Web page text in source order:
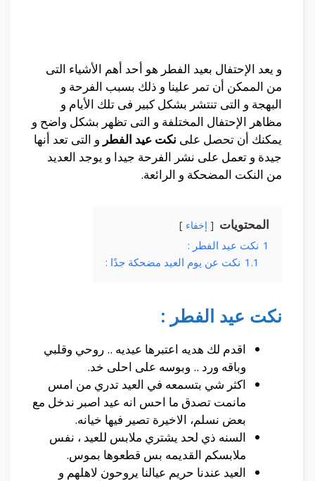
و يعد الإحتفال بعيد الفطر هو أحد أهم الأشياء التى
من الممكن أن تمر علينا و ذلك بسبب الفرحة و
البهجة و التى تنتشر بشكل كبير فى تلك الأيام و
مظاهر الإحتفال المختلفة و التى تظهر بشكل واضح و
يمكنك أن تحصل على نكت عيد الفطر و التى تعد أنها
جيدة و تعمل على نشر الفرحة جيدا و يوجد العديد
من النكت المضحكة و الرائعة.
المحتويات إخفاء
1 نكت عيد الفطر :
1.1 نكت عن يوم العيد مضحكة جدًا :
نكت عيد الفطر :
اقدم لك هديه اعتبرها عيديه .. روحي وقلبي
وباقه ورد .. وبوسه على احلى خد.
اكثر شي بتسمعه في العيد تدري من امس
مانمت تصدق ما احس انه عيد اصبر ندخل مع
بعض نسلم، الاخيرة تصير فيها خيانه.
السنه ذي لحد يشتري ملابس للعيد ، نفس
ملابسكم القديمه بس قطعوها بموس.
العيد عندنا حريم عيالنا يروحون لاهلهم و